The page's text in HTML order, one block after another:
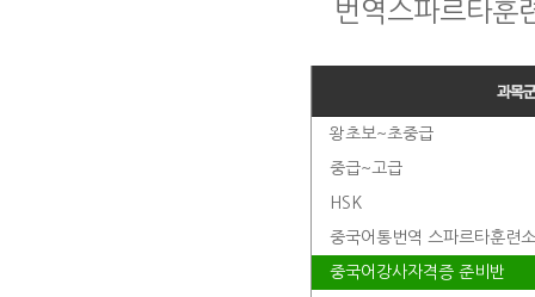
번역스파르타훈
왕초보~초중급
중급~고급
HSK
중국어통번역 스파르타훈련소
중국어강사자격증 준비반